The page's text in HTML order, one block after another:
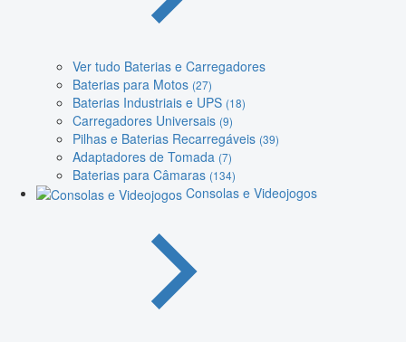
Ver tudo Baterias e Carregadores
Baterias para Motos (27)
Baterias Industriais e UPS (18)
Carregadores Universais (9)
Pilhas e Baterias Recarregáveis (39)
Adaptadores de Tomada (7)
Baterias para Câmaras (134)
Consolas e Videojogos